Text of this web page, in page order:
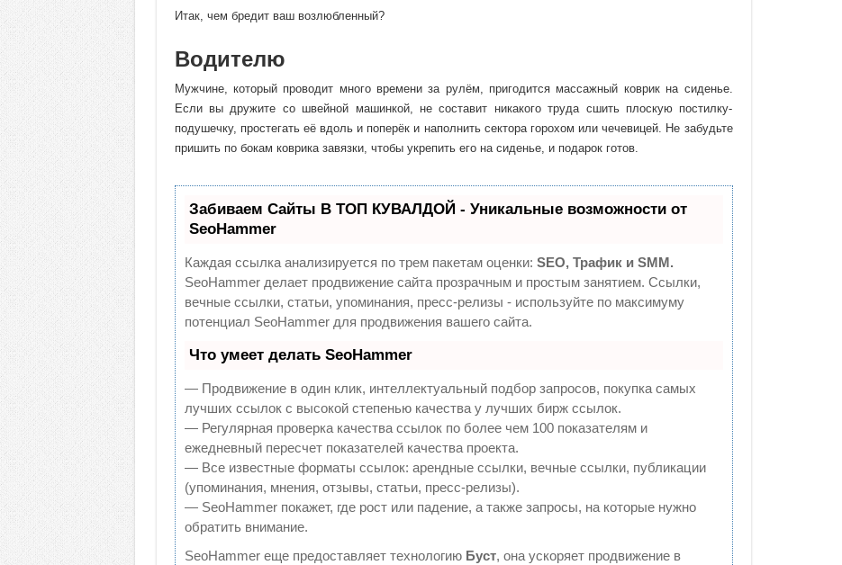
Итак, чем бредит ваш возлюбленный?
Водителю
Мужчине, который проводит много времени за рулём, пригодится массажный коврик на сиденье.
Если вы дружите со швейной машинкой, не составит никакого труда сшить плоскую постилку-
подушечку, простегать её вдоль и поперёк и наполнить сектора горохом или чечевицей. Не забудьте
пришить по бокам коврика завязки, чтобы укрепить его на сиденье, и подарок готов.
Забиваем Сайты В ТОП КУВАЛДОЙ - Уникальные возможности от
SeoHammer
Каждая ссылка анализируется по трем пакетам оценки: SEO, Трафик и SMM.
SeoHammer делает продвижение сайта прозрачным и простым занятием. Ссылки,
вечные ссылки, статьи, упоминания, пресс-релизы - используйте по максимуму
потенциал SeoHammer для продвижения вашего сайта.
Что умеет делать SeoHammer
— Продвижение в один клик, интеллектуальный подбор запросов, покупка самых
лучших ссылок с высокой степенью качества у лучших бирж ссылок.
— Регулярная проверка качества ссылок по более чем 100 показателям и
ежедневный пересчет показателей качества проекта.
— Все известные форматы ссылок: арендные ссылки, вечные ссылки, публикации
(упоминания, мнения, отзывы, статьи, пресс-релизы).
— SeoHammer покажет, где рост или падение, а также запросы, на которые нужно
обратить внимание.
SeoHammer еще предоставляет технологию Буст, она ускоряет продвижение в